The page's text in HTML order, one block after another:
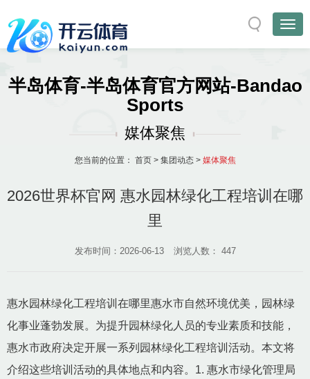
半岛体育-半岛体育官方网站-Bandao
Sports
媒体聚焦
您当前的位置： 首页> 集团动态> 媒体聚焦
2026世界杯官网 惠水园林绿化工程培训在哪
里
发布时间：2026-06-13 浏览人数： 447
惠水园林绿化工程培训在哪里惠水市自然环境优美，园林绿
化事业蓬勃发展。为提升园林绿化人员的专业素质和技能，
惠水市政府决定开展一系列园林绿化工程培训活动。本文将
介绍这些培训活动的具体地点和内容。1. 惠水市绿化管理局